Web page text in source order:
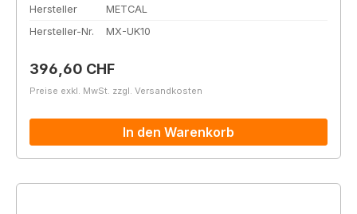
Hersteller
METCAL
Hersteller-Nr.
MX-UK10
Regulärer Preis:
396,60 CHF
Preise exkl. MwSt. zzgl. Versandkosten
In den Warenkorb